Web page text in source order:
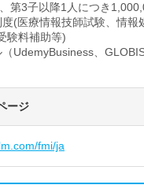
第3子以降1人につき
(医療情報技師試験、情報
験料補助等)
UdemyBusiness、
ージ
fmi/ja